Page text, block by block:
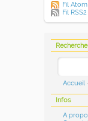
Fil
Fil
Recherche
Accueil
Infos
A